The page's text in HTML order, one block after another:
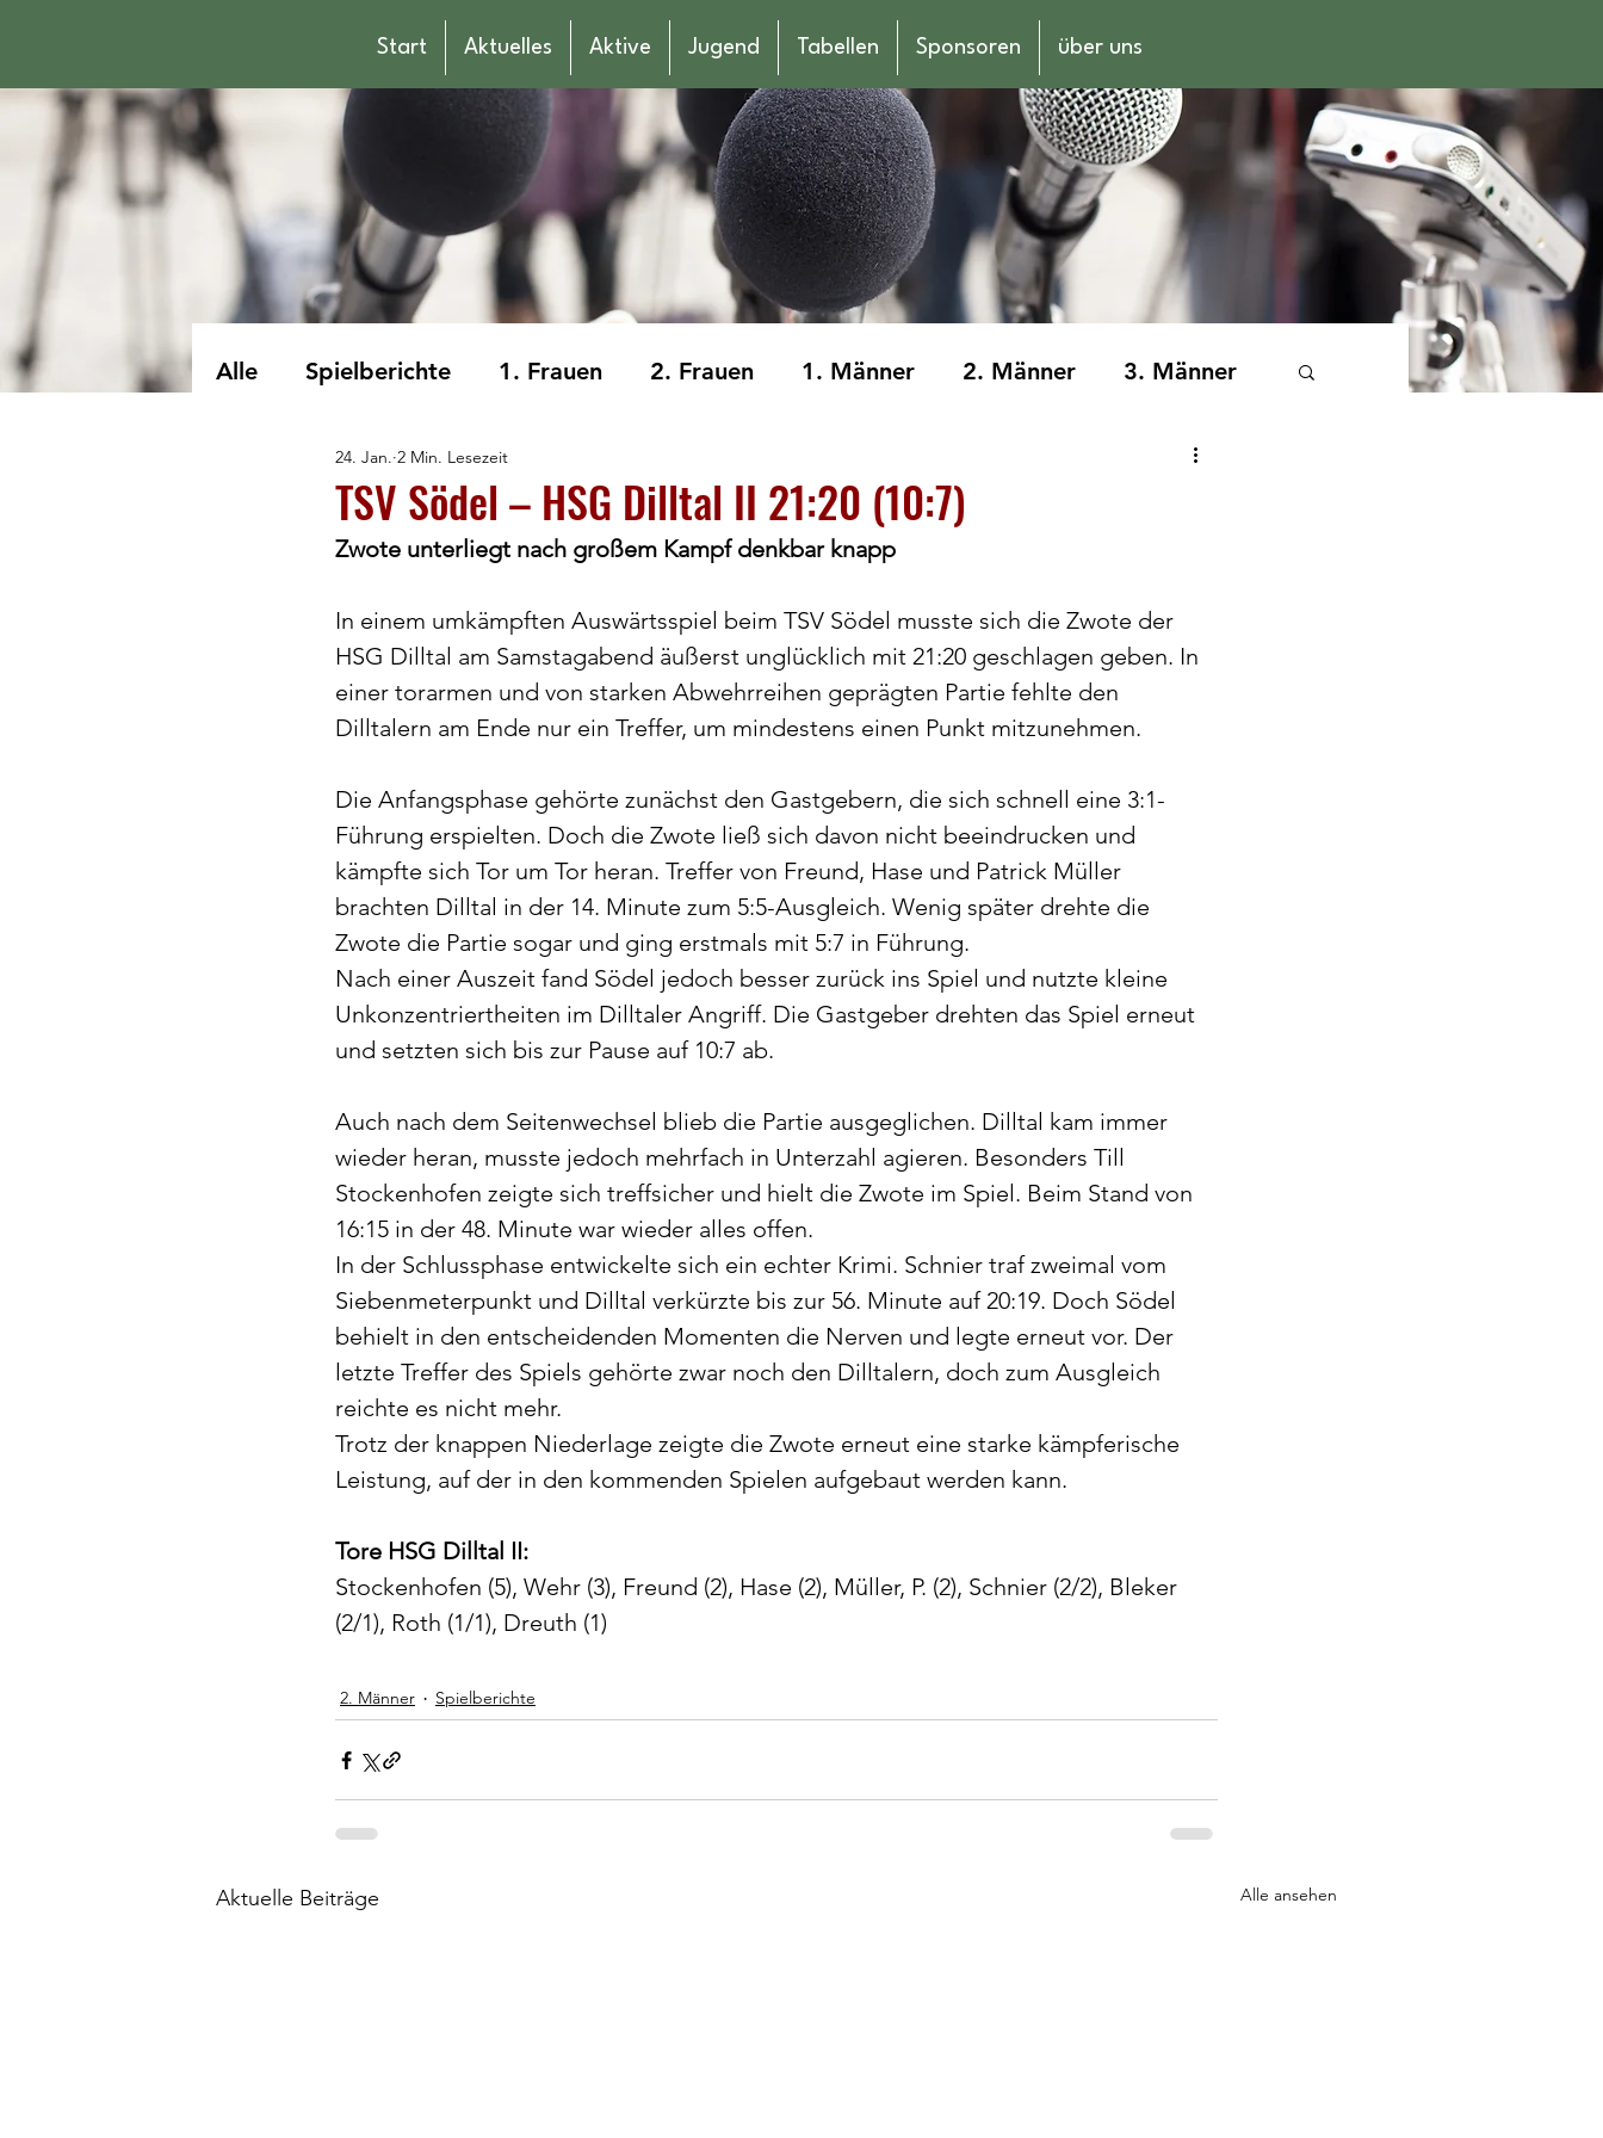
Start Aktuelles Aktive Jugend Tabellen Sponsoren über uns
Alle Spielberichte 1. Frauen 2. Frauen 1. Männer 2. Männer 3. Männer
männliche Jugend A
Die nächsten HSG-Spiele Allgemein
TSV Södel – HSG Dilltal II 21:20 (10:7)
24. Jan. 2 Min. Lesezeit
Zwote unterliegt nach großem Kampf denkbar knapp
In einem umkämpften Auswärtsspiel beim TSV Södel musste sich die Zwote der
HSG Dilltal am Samstagabend äußerst unglücklich mit 21:20 geschlagen geben. In
einer torarmen und von starken Abwehrreihen geprägten Partie fehlte den
Dilltalern am Ende nur ein Treffer, um mindestens einen Punkt mitzunehmen.
Die Anfangsphase gehörte zunächst den Gastgebern, die sich schnell eine 3:1-
Führung erspielten. Doch die Zwote ließ sich davon nicht beeindrucken und
kämpfte sich Tor um Tor heran. Treffer von Freund, Hase und Patrick Müller
brachten Dilltal in der 14. Minute zum 5:5-Ausgleich. Wenig später drehte die
Zwote die Partie sogar und ging erstmals mit 5:7 in Führung.
Nach einer Auszeit fand Södel jedoch besser zurück ins Spiel und nutzte kleine
Unkonzentriertheiten im Dilltaler Angriff. Die Gastgeber drehten das Spiel erneut
und setzten sich bis zur Pause auf 10:7 ab.
Auch nach dem Seitenwechsel blieb die Partie ausgeglichen. Dilltal kam immer
wieder heran, musste jedoch mehrfach in Unterzahl agieren. Besonders Till
Stockenhofen zeigte sich treffsicher und hielt die Zwote im Spiel. Beim Stand von
16:15 in der 48. Minute war wieder alles offen.
In der Schlussphase entwickelte sich ein echter Krimi. Schnier traf zweimal vom
Siebenmeterpunkt und Dilltal verkürzte bis zur 56. Minute auf 20:19. Doch Södel
behielt in den entscheidenden Momenten die Nerven und legte erneut vor. Der
letzte Treffer des Spiels gehörte zwar noch den Dilltalern, doch zum Ausgleich
reichte es nicht mehr.
Trotz der knappen Niederlage zeigte die Zwote erneut eine starke kämpferische
Leistung, auf der in den kommenden Spielen aufgebaut werden kann.
Tore HSG Dilltal II:
Stockenhofen (5), Wehr (3), Freund (2), Hase (2), Müller, P. (2), Schnier (2/2), Bleker
(2/1), Roth (1/1), Dreuth (1)
2. Männer Spielberichte
Aktuelle Beiträge Alle ansehen